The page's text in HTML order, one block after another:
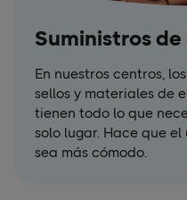
Suministros
En nuestros centros,
sellos y materiales de
tienen todo lo que
solo lugar. Hace que
sea más cómodo.